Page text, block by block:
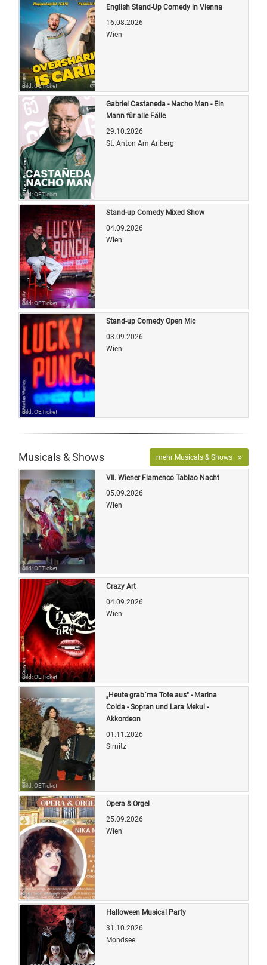
Bild: OETicket
English Stand-Up Comedy in Vienna
16.08.2026
Wien
Bild: OETicket
Gabriel Castaneda - Nacho Man - Ein
Mann für alle Fälle
29.10.2026
St. Anton Am Arlberg
Bild: OETicket
Stand-up Comedy Mixed Show
04.09.2026
Wien
Bild: OETicket
Stand-up Comedy Open Mic
03.09.2026
Wien
Musicals & Shows mehr Musicals & Shows
Bild: OETicket
VII. Wiener Flamenco Tablao Nacht
05.09.2026
Wien
Bild: OETicket
Crazy Art
04.09.2026
Wien
Bild: OETicket
„Heute grab´ma Tote aus" - Marina
Colda - Sopran und Lara Mekul -
Akkordeon
01.11.2026
Sirnitz
Bild: OETicket
Opera & Orgel
25.09.2026
Wien
Halloween Musical Party
31.10.2026
Mondsee